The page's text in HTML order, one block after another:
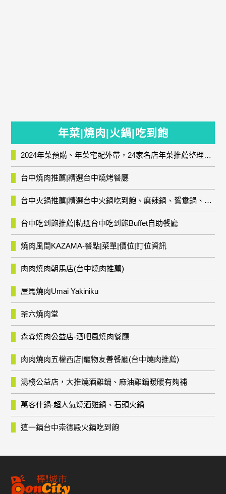
年菜|燒肉|火鍋|吃到飽
2024年菜預購、年菜宅配外帶，24家名店年菜推薦整理，圍爐輕鬆上菜團圓趣
台中燒肉推薦|精選台中燒烤餐廳
台中火鍋推薦|精選台中火鍋吃到飽、麻辣鍋、鴛鴦鍋、石頭火鍋、酸菜白肉鍋、海鮮鍋、燒酒雞、麻油雞、壽喜燒等熱門人氣火鍋店!
台中吃到飽推薦|精選台中吃到飽Buffet自助餐廳
燒肉風間KAZAMA-餐點|菜單|價位|訂位資訊
肉肉燒肉朝馬店(台中燒肉推薦)
屋馬燒肉Umai Yakiniku
茶六燒肉堂
森森燒肉公益店-酒吧風燒肉餐廳
肉肉燒肉五權西店|寵物友善餐廳(台中燒肉推薦)
湯棧公益店，大推燒酒雞鍋、麻油雞鍋暖暖有夠補
萬客什鍋-超人氣燒酒雞鍋、石頭火鍋
這一鍋台中崇德殿火鍋吃到飽